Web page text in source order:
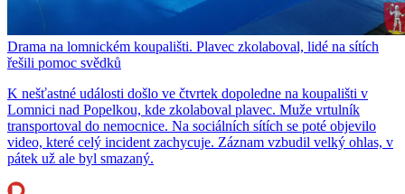
Drama na lomnickém koupališti. Plavec zkolaboval, lidé na sítích
řešili pomoc svědků
K nešťastné události došlo ve čtvrtek dopoledne na koupališti v
Lomnici nad Popelkou, kde zkolaboval plavec. Muže vrtulník
transportoval do nemocnice. Na sociálních sítích se poté objevilo
video, které celý incident zachycuje. Záznam vzbudil velký ohlas, v
pátek už ale byl smazaný.